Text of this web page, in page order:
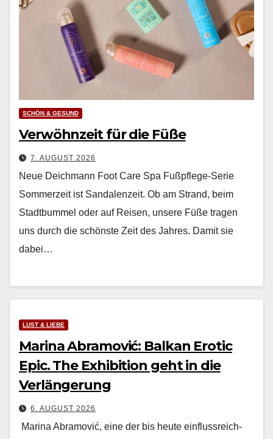
SCHÖN & GESUND
Verwöhnzeit für die Füße
7. AUGUST 2026
Neue Deichmann Foot Care Spa Fußpflege-Serie
Som­merzeit ist San­dalen­zeit. Ob am Strand, beim
Stadt­bum­mel oder auf Reisen, unsere Füße tra­gen
uns durch die schön­ste Zeit des Jahres. Damit sie
dabei…
LUST & LIEBE
Marina Abramović: Balkan Erotic
Epic. The Exhibition geht in die
Verlängerung
6. AUGUST 2026
Mari­na Abramović, eine der bis heute ein­flussre­ich­